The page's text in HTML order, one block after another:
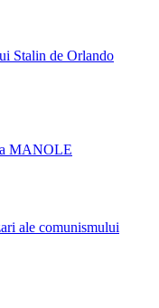
Stalin de Orlando
MANOLE
ale comunismului